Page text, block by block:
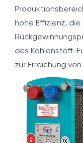
hohe Effizienz,
des Kohlenstoff-
zur Erreichung